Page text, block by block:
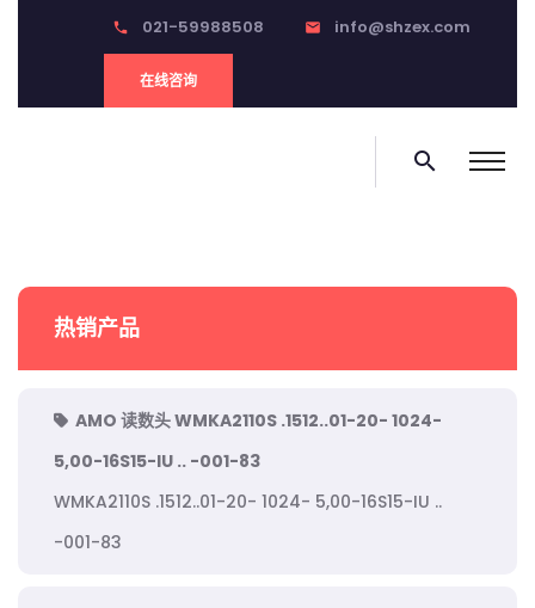
phone 021-59988508 email info@shzex.com
在线咨询
search
热销产品
AMO 读数头 WMKA2110S .1512..01-20- 1024-
5,00-16S15-IU .. -001-83
WMKA2110S .1512..01-20- 1024- 5,00-16S15-IU ..
-001-83